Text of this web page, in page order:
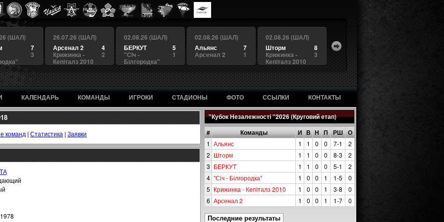
(ШАЛ)
7
3
26.07.26 (ШАЛ)
4
Арсенал 2
2
Крижинка -
Кепіталз 2010
02.08.26 (ШАЛ)
5
БЕРКУТ
1
"Сiч -
Білгородка"
02.08.26 (ШАЛ)
7
Альянс
1
Арсенал 2
02.08.26 (ШАЛ)
8
Шторм
3
Крижинка -
Кепіталз 2010
КАЛЕНДАРЬ КОМАНДЫ ИГРОКИ СТАДИОНЫ ФОТО ССЫЛКИ КОНТАКТЫ
"Кубок Незалежності "2026 (Круговий етап)
# Команды И В Н П РШ О
1 Альянс 1 1 0 0 7-1
2
2 Шторм 1 1 0 0 8-3
2
3 БЕРКУТ 1 1 0 0 5-1
2
4 "Сiч - Білгородка" 1 0 0 1 1-5
0
5 Крижинка - Кепіталз 2010 1 0 0 1 3-8
0
6 Арсенал 2 1 0 0 1 1-7 0
Последние результаты
команд | Статистика | Заявки